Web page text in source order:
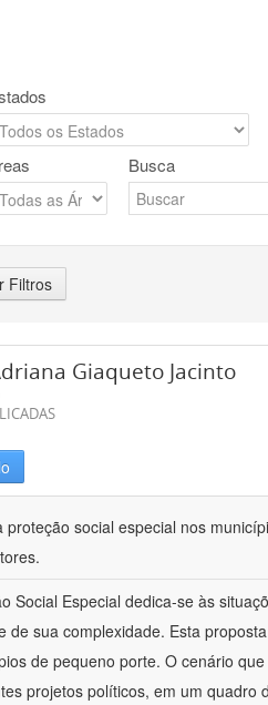
Busca
Filtros
Giaqueto Jacinto
proteção social especial nos
Social Especial dedica-se às
de sua complexidade. Esta
de pequeno porte. O cenário
projetos políticos, em um quadro